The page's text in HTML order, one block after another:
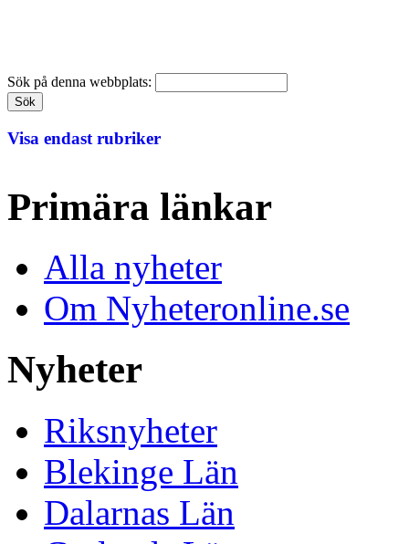
Sök på denna webbplats:
Visa endast rubriker
Primära länkar
Alla nyheter
Om Nyheteronline.se
Nyheter
Riksnyheter
Blekinge Län
Dalarnas Län